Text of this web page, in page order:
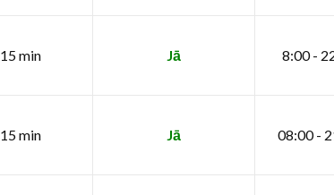
15 min Jā 8:00 -
15 min Jā 08:00 -